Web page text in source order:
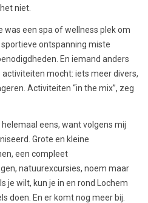
niet.
was een spa of wellness plek om
ontspanning miste
En iemand anders
mocht: iets meer divers,
Activiteiten “in the mix”, zeg
eens, want volgens mij
Grote en kleine
een compleet
natuurexcursies, noem maar
je wilt, kun je in en rond Lochem
doen. En er komt nog meer bij.